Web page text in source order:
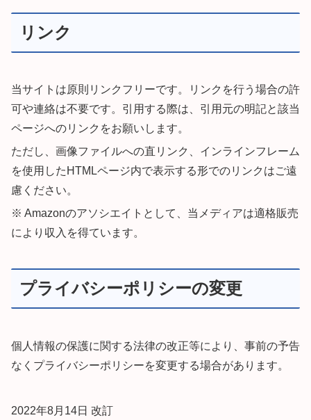
リンク
当サイトは原則リンクフリーです。リンクを行う場合の許
可や連絡は不要です。引用する際は、引用元の明記と該当
ページへのリンクをお願いします。
ただし、画像ファイルへの直リンク、インラインフレーム
を使用したHTMLページ内で表示する形でのリンクはご遠
慮ください。
※ Amazonのアソシエイトとして、当メディアは適格販売
により収入を得ています。
プライバシーポリシーの変更
個人情報の保護に関する法律の改正等により、事前の予告
なくプライバシーポリシーを変更する場合があります。
2022年8月14日 改訂